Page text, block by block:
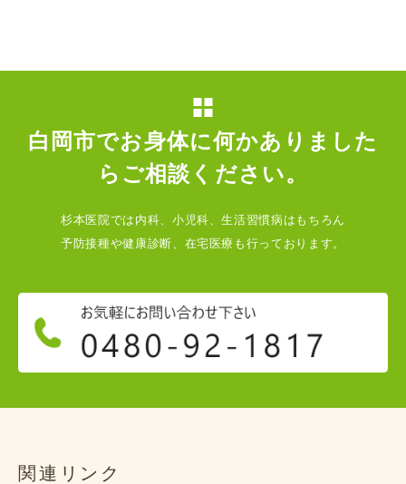
白岡市でお身体に何かありました
らご相談ください。
杉本医院では内科、小児科、生活習慣病はもちろん
予防接種や健康診断、在宅医療も行っております。
関連リンク